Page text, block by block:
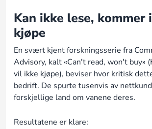
Kan ikke lese, kommer
kjøpe
En svært kjent forskningsserie fra
Advisory, kalt «Can't read, won't buy»
vil ikke kjøpe), beviser hvor kritisk
bedrift. De spurte tusenvis av
forskjellige land om vanene deres.
Resultatene er klare: